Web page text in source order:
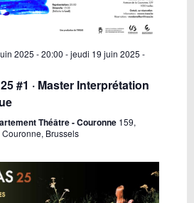
2025 - 20:00 -jeudi 19 juin 2025 -
#1 · Master Interprétation
Théâtre - Couronne 159,
Brussels